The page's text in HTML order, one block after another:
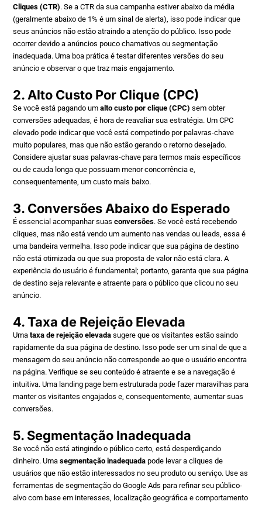
Cliques (CTR). Se a CTR da sua campanha estiver abaixo da média
(geralmente abaixo de 1% é um sinal de alerta), isso pode indicar que
seus anúncios não estão atraindo a atenção do público. Isso pode
ocorrer devido a anúncios pouco chamativos ou segmentação
inadequada. Uma boa prática é testar diferentes versões do seu
anúncio e observar o que traz mais engajamento.
2. Alto Custo Por Clique (CPC)
Se você está pagando umalto custo por clique (CPC) sem obter
conversões adequadas, é hora de reavaliar sua estratégia. Um CPC
elevado pode indicar que você está competindo por palavras-chave
muito populares, mas que não estão gerando o retorno desejado.
Considere ajustar suas palavras-chave para termos mais específicos
ou de cauda longa que possuam menor concorrência e,
consequentemente, um custo mais baixo.
3. Conversões Abaixo do Esperado
É essencial acompanhar suasconversões. Se você está recebendo
cliques, mas não está vendo um aumento nas vendas ou leads, essa é
uma bandeira vermelha. Isso pode indicar que sua página de destino
não está otimizada ou que sua proposta de valor não está clara. A
experiência do usuário é fundamental; portanto, garanta que sua página
de destino seja relevante e atraente para o público que clicou no seu
anúncio.
4. Taxa de Rejeição Elevada
Umataxa de rejeição elevada sugere que os visitantes estão saindo
rapidamente da sua página de destino. Isso pode ser um sinal de que a
mensagem do seu anúncio não corresponde ao que o usuário encontra
na página. Verifique se seu conteúdo é atraente e se a navegação é
intuitiva. Uma landing page bem estruturada pode fazer maravilhas para
manter os visitantes engajados e, consequentemente, aumentar suas
conversões.
5. Segmentação Inadequada
Se você não está atingindo o público certo, está desperdiçando
dinheiro. Umasegmentação inadequada pode levar a cliques de
usuários que não estão interessados no seu produto ou serviço. Use as
ferramentas de segmentação do Google Ads para refinar seu público-
alvo com base em interesses, localização geográfica e comportamento